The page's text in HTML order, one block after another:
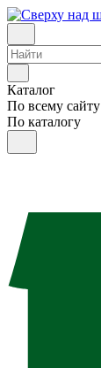
Каталог
По всему сайту
По каталогу